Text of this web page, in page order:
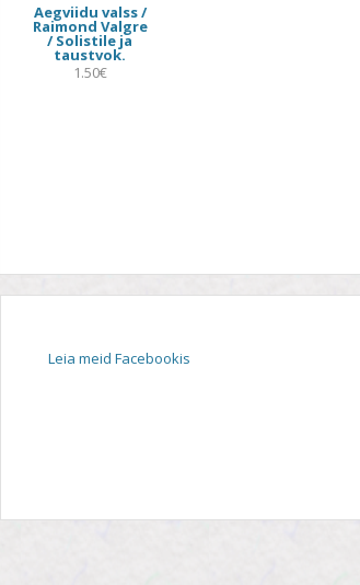
Aegviidu valss /
Raimond Valgre
/ Solistile ja
taustvok.
1.50€
Leia meid Facebookis